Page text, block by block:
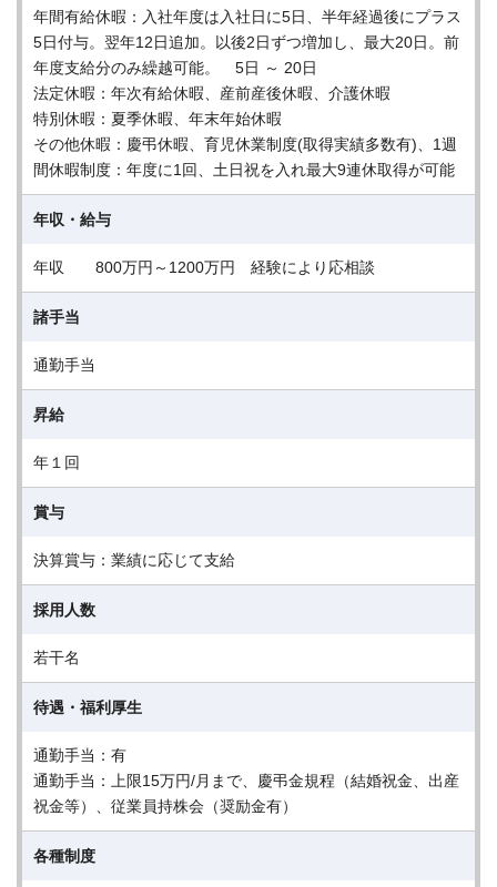
年間有給休暇：入社年度は入社日に5日、半年経過後にプラス
5日付与。翌年12日追加。以後2日ずつ増加し、最大20日。前
年度支給分のみ繰越可能。 5日 ～ 20日
法定休暇：年次有給休暇、産前産後休暇、介護休暇
特別休暇：夏季休暇、年末年始休暇
その他休暇：慶弔休暇、育児休業制度(取得実績多数有)、1週
間休暇制度：年度に1回、土日祝を入れ最大9連休取得が可能
年収・給与
年収 800万円～1200万円 経験により応相談
諸手当
通勤手当
昇給
年１回
賞与
決算賞与：業績に応じて支給
採用人数
若干名
待遇・福利厚生
通勤手当：有
通勤手当：上限15万円/月まで、慶弔金規程（結婚祝金、出産
祝金等）、従業員持株会（奨励金有）
各種制度